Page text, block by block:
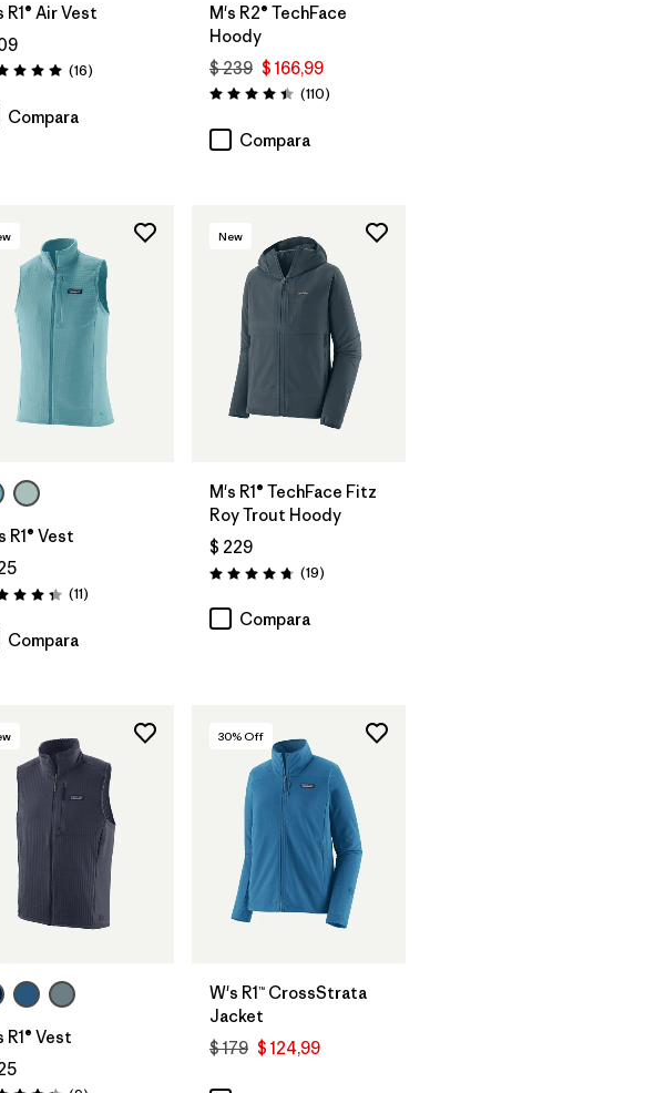
R1® Air Vest
5.0 / 5
(16Comentarios
)
Compara
M's R2® TechFace
Hoody
$ 239 $ 166,99
Valoración: 4.4 / 5
(110Comentarios
)
Compara
R1® Vest
4.4 / 5
(11Comentarios
)
Compara
New
M's R1® TechFace Fitz
Roy Trout Hoody
$ 229
Valoración: 4.7 / 5
(19Comentarios
)
Compara
R1® Vest
30% Off
W's R1™ CrossStrata
Jacket
$ 179 $ 124,99